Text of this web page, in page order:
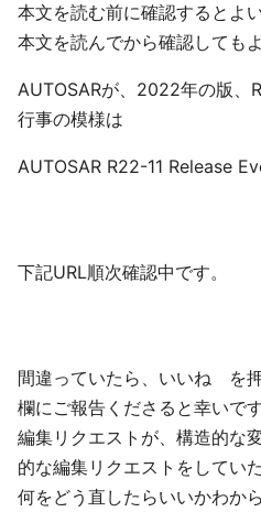
本文を読む前に確認するとよ
本文を読んでから確認しても
AUTOSARが、2022年の版、
行事の模様は
AUTOSAR R22-11 Release
下記URL順次確認中です。
間違っていたら、いいね を
欄にご報告くださると幸いです
編集リクエストが、構造的な
的な編集リクエストをしていた
何をどう直したらいいかわか